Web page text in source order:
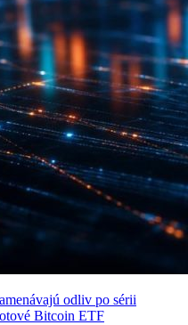
odliv po sérii
Bitcoin ETF